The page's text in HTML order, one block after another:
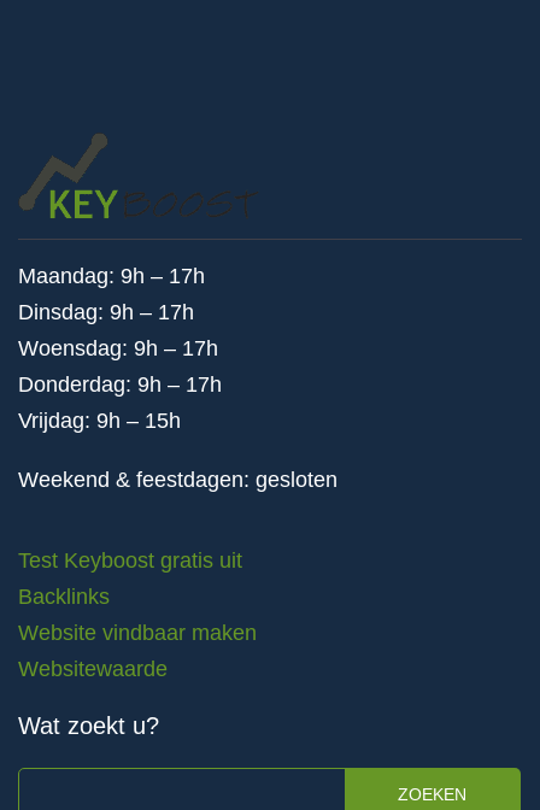
Maandag: 9h – 17h
Dinsdag: 9h – 17h
Woensdag: 9h – 17h
Donderdag: 9h – 17h
Vrijdag: 9h – 15h
Weekend & feestdagen: gesloten
Test Keyboost gratis uit
Backlinks
Website vindbaar maken
Websitewaarde
Wat zoekt u?
ZOEKEN